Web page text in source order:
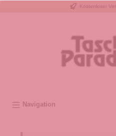
Kostenloser
Navigation